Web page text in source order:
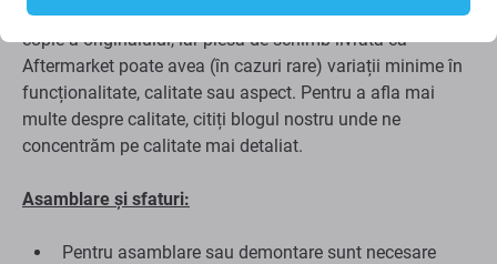
specificații și materiale ca și originalul. Aceasta este o
copie a originalului, iar piesa de schimb livrată ca
Aftermarket poate avea (în cazuri rare) variații minime în
funcționalitate, calitate sau aspect. Pentru a afla mai
multe despre calitate, citiți blogul nostru unde ne
concentrăm pe calitate mai detaliat.
Asamblare și sfaturi:
Pentru asamblare sau demontare sunt necesare